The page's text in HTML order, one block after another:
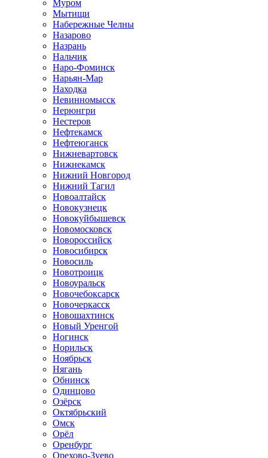
Муром
Мытищи
Набережные Челны
Назарово
Назрань
Нальчик
Наро-Фоминск
Нарьян-Мар
Находка
Невинномысск
Нерюнгри
Нестеров
Нефтекамск
Нефтеюганск
Нижневартовск
Нижнекамск
Нижний Новгород
Нижний Тагил
Новоалтайск
Новокузнецк
Новокуйбышевск
Новомосковск
Новороссийск
Новосибирск
Новосиль
Новотроицк
Новоуральск
Новочебоксарск
Новочеркасск
Новошахтинск
Новый Уренгой
Ногинск
Норильск
Ноябрьск
Нягань
Обнинск
Одинцово
Озёрск
Октябрьский
Омск
Орёл
Оренбург
Орехово-Зуево